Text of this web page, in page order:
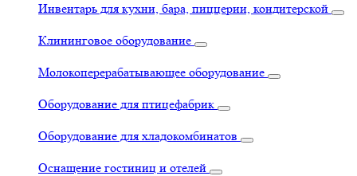
Инвентарь для кухни, бара, пиццерии, кондитерской
Клининговое оборудование
Молокоперерабатывающее оборудование
Оборудование для птицефабрик
Оборудование для хладокомбинатов
Оснащение гостиниц и отелей